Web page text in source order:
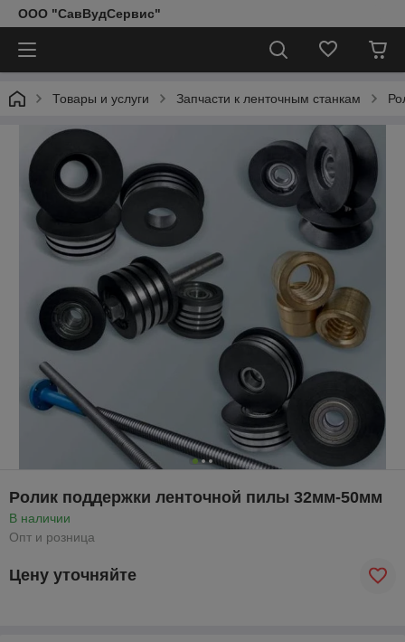
ООО "СавВудСервис"
Товары и услуги Запчасти к ленточным станкам
Ролик поддержки ленточной пилы 32мм-50мм
В наличии
Опт и розница
Цену уточняйте